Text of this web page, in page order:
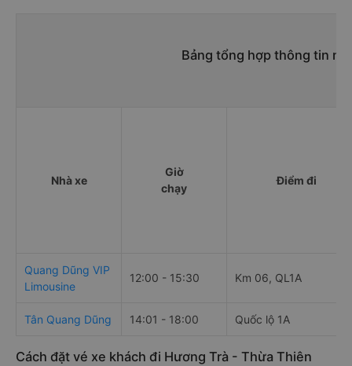
Bảng tổng hợp thông tin
Nhà xe
Giờ
chạy
Điểm đi
Quang Dũng VIP
Limousine
12:00 - 15:30 Km 06, QL1A
Tân Quang Dũng 14:01 - 18:00 Quốc lộ 1A
Cách đặt vé xe khách đi Hương Trà - Thừa Thiên